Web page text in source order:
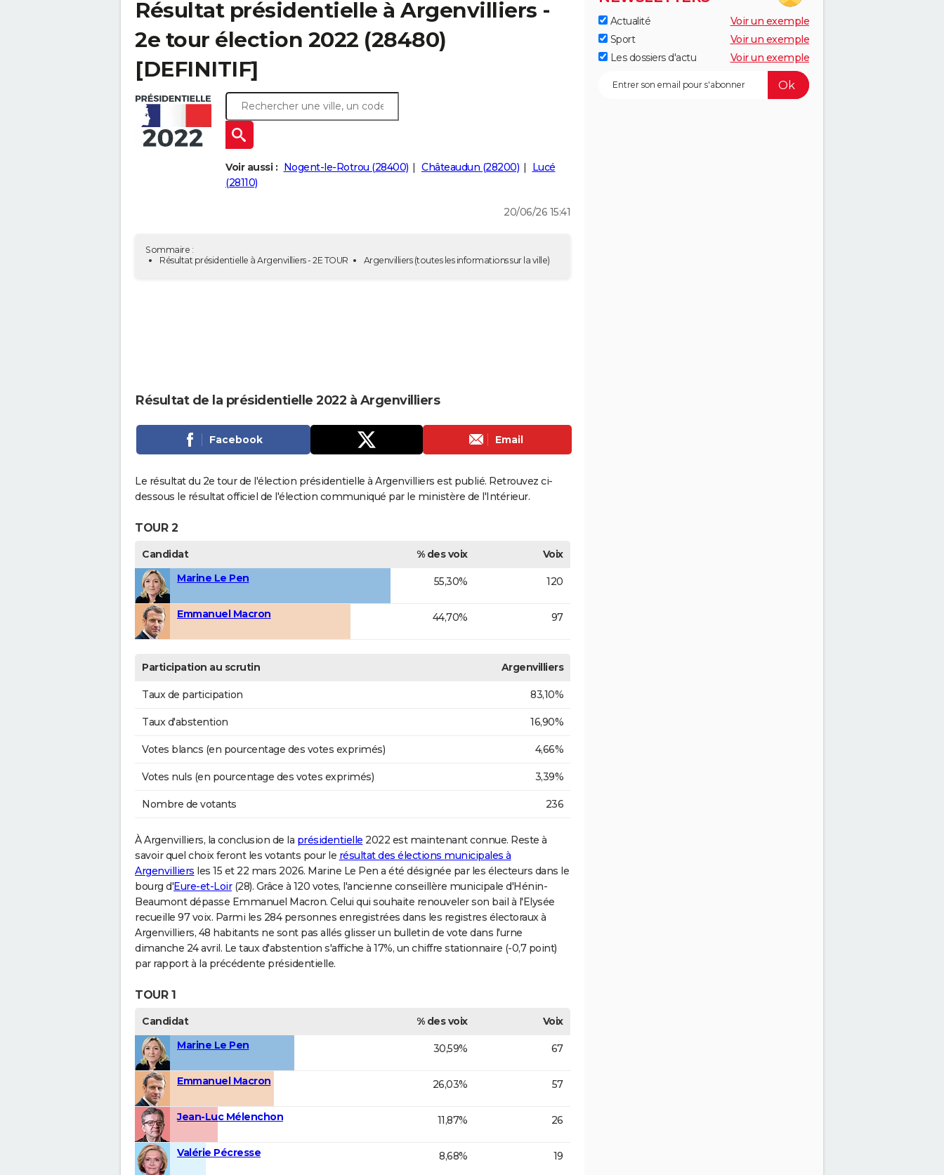
Résultat présidentielle à Argenvilliers -
2e tour élection 2022 (28480)
[DEFINITIF]
Voir aussi : Nogent-le-Rotrou (28400) Châteaudun (28200)
Lucé
(28110)
20/06/26 15:41
Sommaire :
Résultat présidentielle à Argenvilliers - 2E TOUR
Argenvilliers(toutes les informations sur la ville)
Résultat de la présidentielle 2022 à Argenvilliers
Facebook Email
Le résultat du 2e tour de l'élection présidentielle à Argenvilliers est publié. Retrouvez ci-
dessous le résultat officiel de l'élection communiqué par le ministère de l'Intérieur.
TOUR 2
Candidat % des voix
Voix
Marine Le Pen
55,30% 120
Emmanuel Macron 44,70% 97
Participation au scrutin Argenvilliers
Taux de participation 83,10%
Taux d'abstention 16,90%
Votes blancs (en pourcentage des votes exprimés) 4,66%
Votes nuls (en pourcentage des votes exprimés) 3,39%
Nombre de votants 236
À Argenvilliers, la conclusion de la présidentielle 2022 est maintenant connue. Reste à
savoir quel choix feront les votants pour le résultat des élections municipales à
Argenvilliers les 15 et 22 mars 2026. Marine Le Pen a été désignée par les électeurs dans le
bourg d'Eure-et-Loir(28). Grâce à 120 votes, l'ancienne conseillère municipale d'Hénin-
Beaumont dépasse Emmanuel Macron. Celui qui souhaite renouveler son bail à l'Elysée
recueille 97 voix. Parmi les 284 personnes enregistrées dans les registres électoraux à
Argenvilliers, 48 habitants ne sont pas allés glisser un bulletin de vote dans l'urne
dimanche 24 avril. Le taux d'abstention s'affiche à 17%, un chiffre stationnaire (-0,7 point)
par rapport à la précédente présidentielle.
TOUR 1
Candidat % des voix
Voix
Marine Le Pen
30,59% 67
Emmanuel Macron 26,03% 57
Jean-Luc Mélenchon 11,87% 26
Valérie Pécresse 8,68% 19
Actualité
Voir un exemple
Sport
Voir un exemple
Les dossiers d'actu
Voir un exemple